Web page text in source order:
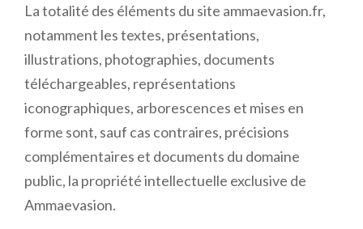
La totalité des éléments du site ammaevasion.fr,
notamment les textes, présentations,
illustrations, photographies, documents
téléchargeables, représentations
iconographiques, arborescences et mises en
forme sont, sauf cas contraires, précisions
complémentaires et documents du domaine
public, la propriété intellectuelle exclusive de
Ammaevasion.